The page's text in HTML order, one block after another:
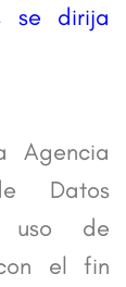
se dirija
Agencia
Datos
uso de
el fin